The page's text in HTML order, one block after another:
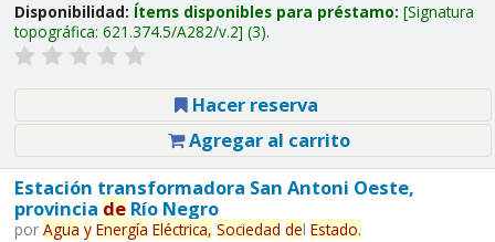
Disponibilidad: Ítems disponibles para préstamo: Signatura
topográfica: 621.374.5/A282/v.2 (3).
Hacer reserva
Agregar al carrito
Estación transformadora San Antoni Oeste,
provincia deRío Negro
por Agua y Energía Eléctrica, Sociedad del Estado.